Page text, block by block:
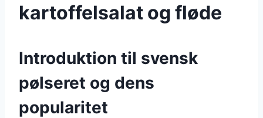
kartoffelsalat og fløde
Introduktion til svensk
pølseret og dens
popularitet